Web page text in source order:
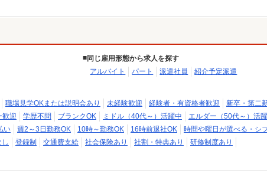
同じ雇用形態から求人を探す
アルバイト
パート 派遣社員 紹介予定派遣
職場見学OKまたは説明会あり 未経験歓迎 経験者・有資格者歓迎
新卒・第二
歓迎 学歴不問 ブランクOK ミドル（40代～）活躍中
エルダー（50代～）活
い 週2～3日勤務OK 10時～勤務OK 16時前退社OK
時間や曜日が選べる・シ
登録制 交通費支給 社会保険あり 社割・特典あり
研修制度あり